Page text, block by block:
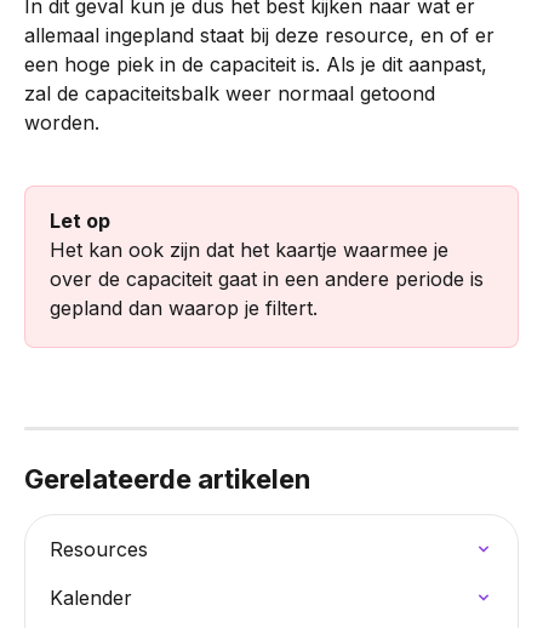
In dit geval kun je dus het best kijken naar wat er
allemaal ingepland staat bij deze resource, en of er
een hoge piek in de capaciteit is. Als je dit aanpast,
zal de capaciteitsbalk weer normaal getoond
worden.
Let op
Het kan ook zijn dat het kaartje waarmee je
over de capaciteit gaat in een andere periode is
gepland dan waarop je filtert.
Gerelateerde artikelen
Resources
Kalender